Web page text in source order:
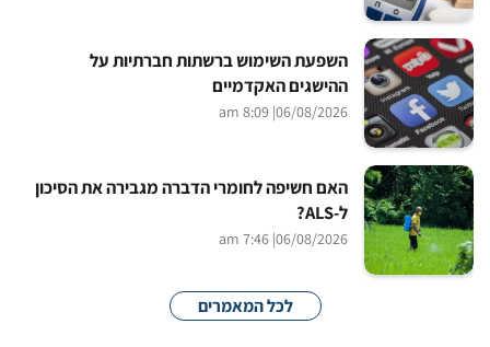
השפעת השימוש ברשתות חברתיות על
ההישגים האקדמיים
06/08/2026
| 8:09 am
האם חשיפה לחומרי הדברה מגבירה את הסיכון
ל-ALS?
06/08/2026
| 7:46 am
לכל המאמרים